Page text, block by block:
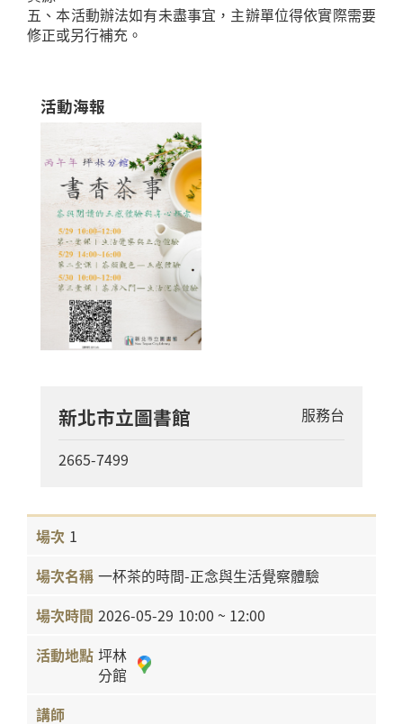
五、本活動辦法如有未盡事宜，主辦單位得依實際需要
修正或另行補充。
活動海報
新北市立圖書館 服務台
2665-7499
1
一杯茶的時間-正念與生活覺察體驗
2026-05-29 10:00 ~ 12:00
坪林
分館